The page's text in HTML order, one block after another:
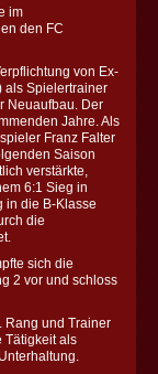
im
den FC
von Ex-
als Spielertrainer
Neuaufbau. Der
Jahre. Als
Franz Falter
Saison
verstärkte,
6:1 Sieg in
in die B-Klasse
die
sich die
2 vor und schloss
Rang und Trainer
Tätigkeit als